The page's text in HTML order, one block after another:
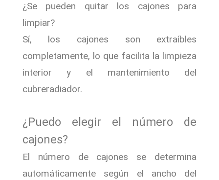
¿Se pueden quitar los cajones para
limpiar?
Sí, los cajones son extraíbles
completamente, lo que facilita la limpieza
interior y el mantenimiento del
cubreradiador.
¿Puedo elegir el número de
cajones?
El número de cajones se determina
automáticamente según el ancho del